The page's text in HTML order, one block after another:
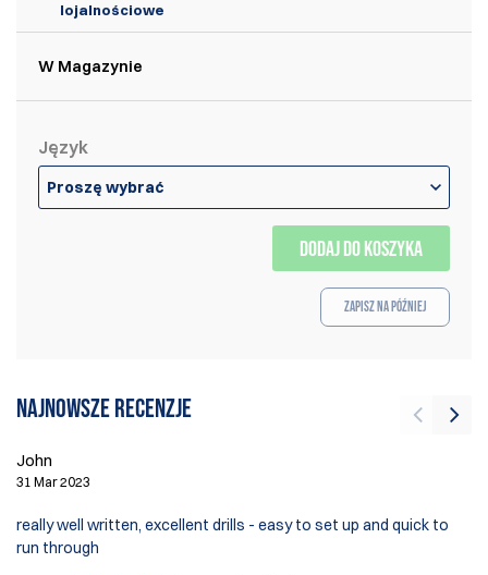
lojalnościowe
W Magazynie
Język
Proszę wybrać
DODAJ DO KOSZYKA
Zapisz na później
Najnowsze recenzje
John
31 Mar 2023
really well written, excellent drills - easy to set up and quick to
run through